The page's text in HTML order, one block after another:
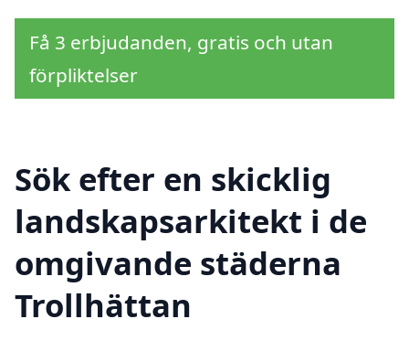
Få 3 erbjudanden, gratis och utan
förpliktelser
Sök efter en skicklig
landskapsarkitekt i de
omgivande städerna
Trollhättan